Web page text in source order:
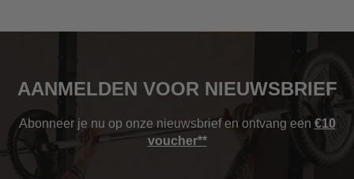
AANMELDEN VOOR NIEUWSBRIEF
Abonneer je nu op onze nieuwsbrief en ontvang een €10
voucher**